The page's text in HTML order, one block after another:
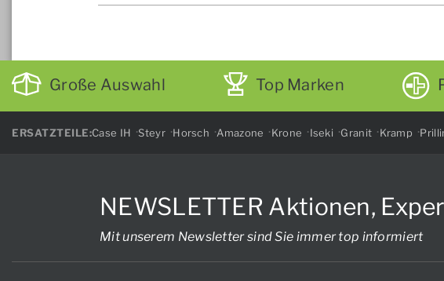
Große Auswahl Top Marken
ERSATZTEILE:Case IH Steyr Horsch Amazone Krone Iseki Granit Kramp
NEWSLETTER Aktionen,
Mit unserem Newsletter sind Sie immer top informiert